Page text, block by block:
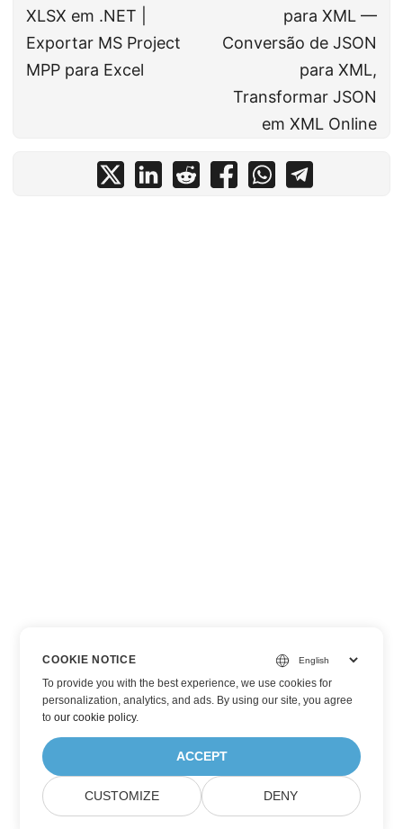
XLSX em .NET |
Exportar MS Project
MPP para Excel
para XML —
Conversão de JSON
para XML,
Transformar JSON
em XML Online
COOKIE NOTICE
To provide you with the best experience, we use cookies for
personalization, analytics, and ads. By using our site, you agree
toour cookie policy.
ACCEPT
CUSTOMIZE DENY